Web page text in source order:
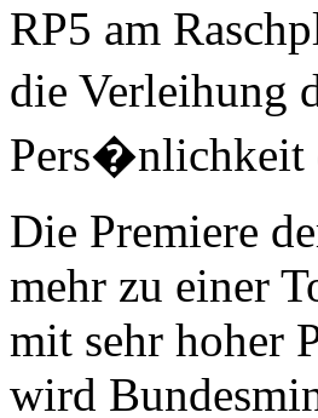
RP5 am
die Verleihung
Pers�nlichkeit
Die Premiere
mehr zu einer
mit sehr hoher
wird